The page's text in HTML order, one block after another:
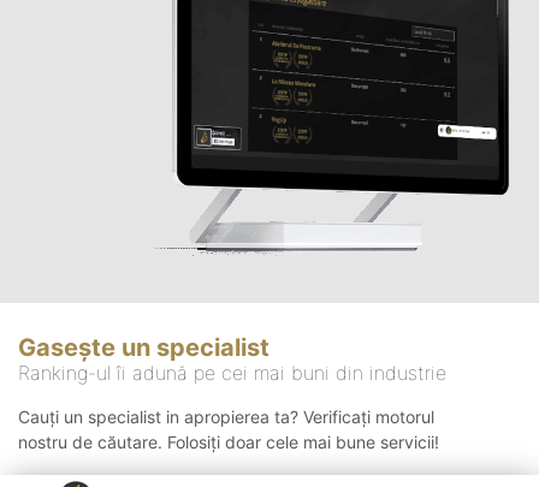
Gasește un specialist
Ranking-ul îi adună pe cei mai buni din industrie
Cauți un specialist in apropierea ta? Verificați motorul
nostru de căutare. Folosiți doar cele mai bune servicii!